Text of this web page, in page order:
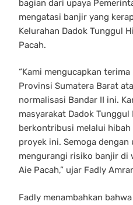
bagian dari upaya
mengatasi banjir yang
Kelurahan Dadok Tunggul
Pacah.
“Kami mengucapkan
Provinsi Sumatera Barat
normalisasi Bandar II ini.
masyarakat Dadok
berkontribusi melalui hibah
proyek ini. Semoga dengan
mengurangi risiko banjir di
Aie Pacah,” ujar Fadly
Fadly menambahkan